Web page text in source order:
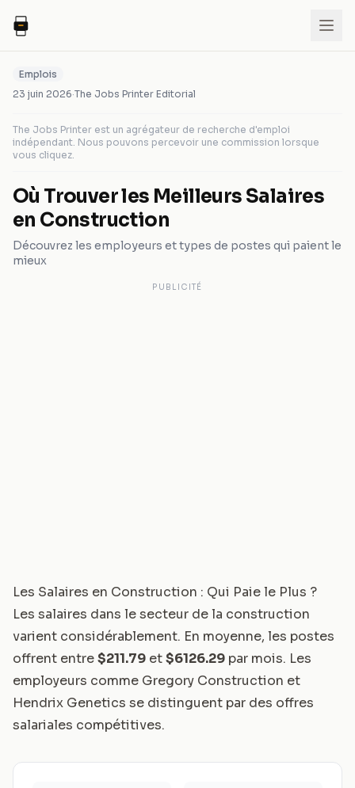
Emplois
23 juin 2026·The Jobs Printer Editorial
The Jobs Printer est un agrégateur de recherche d'emploi
indépendant. Nous pouvons percevoir une commission lorsque
vous cliquez.
Où Trouver les Meilleurs Salaires
en Construction
Découvrez les employeurs et types de postes qui paient le
mieux
PUBLICITÉ
Les Salaires en Construction : Qui Paie le Plus ?
Les salaires dans le secteur de la construction
varient considérablement. En moyenne, les postes
offrent entre$211.79 et$6126.29 par mois. Les
employeurs comme Gregory Construction et
Hendrix Genetics se distinguent par des offres
salariales compétitives.